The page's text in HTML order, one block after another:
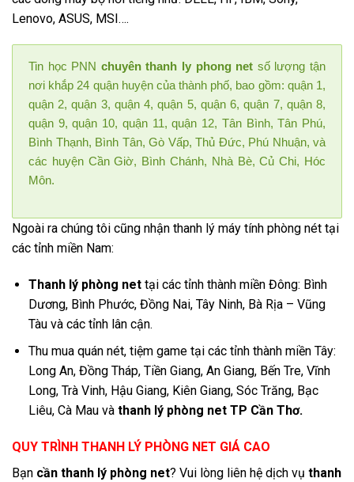
Lenovo, ASUS, MSI….
Tin học PNN chuyên thanh ly phong net số lượng tận
nơi khắp 24 quận huyện của thành phố, bao gồm: quận 1,
quận 2, quận 3, quận 4, quận 5, quận 6, quận 7, quận 8,
quận 9, quận 10, quận 11, quận 12, Tân Bình, Tân Phú,
Bình Thạnh, Bình Tân, Gò Vấp, Thủ Đức, Phú Nhuận, và
các huyện Cần Giờ, Bình Chánh, Nhà Bè, Củ Chi, Hóc
Môn.
Ngoài ra chúng tôi cũng nhận thanh lý máy tính phòng nét tại
các tỉnh miền Nam:
Thanh lý phòng nettại các tỉnh thành miền Đông: Bình
Dương, Bình Phước, Đồng Nai, Tây Ninh, Bà Rịa – Vũng
Tàu và các tỉnh lân cận.
Thu mua quán nét, tiệm game tại các tỉnh thành miền Tây:
Long An, Đồng Tháp, Tiền Giang, An Giang, Bến Tre, Vĩnh
Long, Trà Vinh, Hậu Giang, Kiên Giang, Sóc Trăng, Bạc
Liêu, Cà Mau và thanh lý phòng netTP Cần Thơ.
QUY TRÌNH THANH LÝ PHÒNG NET GIÁ CAO
Bạn cần thanh lý phòng net? Vui lòng liên hệ dịch vụ thanh